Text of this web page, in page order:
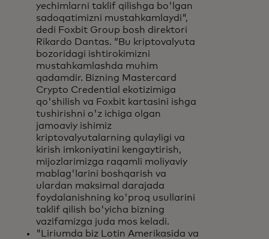
yechimlarni taklif qilishga bo'lgan
sadoqatimizni mustahkamlaydi",
dedi Foxbit Group bosh direktori
Rikardo Dantas. “Bu kriptovalyuta
bozoridagi ishtirokimizni
mustahkamlashda muhim
qadamdir. Bizning Mastercard
Crypto Credential ekotizimiga
qo'shilish va Foxbit kartasini ishga
tushirishni o'z ichiga olgan
jamoaviy ishimiz
kriptovalyutalarning qulayligi va
kirish imkoniyatini kengaytirish,
mijozlarimizga raqamli moliyaviy
mablag'larini boshqarish va
ulardan maksimal darajada
foydalanishning ko'proq usullarini
taklif qilish bo'yicha bizning
vazifamizga juda mos keladi.
"Liriumda biz Lotin Amerikasida va